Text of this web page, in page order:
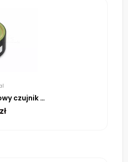
THERMOVAL gruntowy czujnik śniegu i lodu ESF 524 001
zł